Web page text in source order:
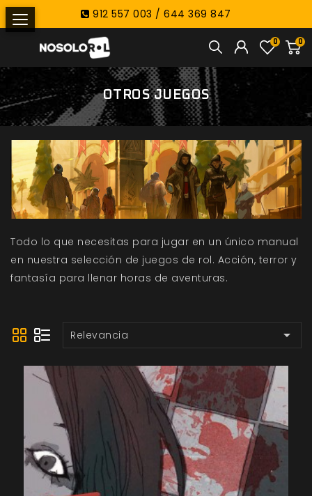
912 557 003 / 644 369 847
0
0
OTROS JUEGOS
Todo lo que necesitas para jugar en un único manual
en nuestra selección de juegos de rol. Acción, terror y
fantasía para llenar horas de aventuras.
Relevancia 